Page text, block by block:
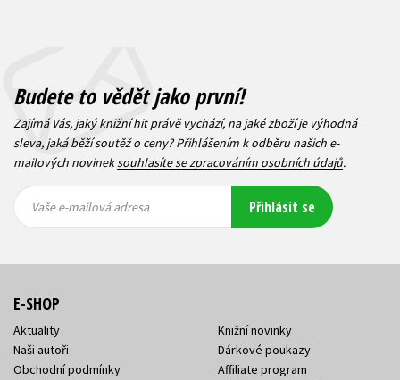
Budete to vědět jako první!
Zajímá Vás, jaký knižní hit právě vychází, na jaké zboží je výhodná
sleva, jaká běží soutěž o ceny? Přihlášením k odběru našich e-
mailových novineksouhlasíte se zpracováním osobních údajů.
mailová
mailová
Vaše e-mailová adresa Přihlásit se
E-SHOP
Aktuality
Naši autoři
Obchodní podmínky
Knižní novinky
Dárkové poukazy
Affiliate program